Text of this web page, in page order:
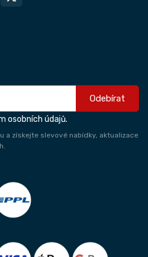
Odebírat
osobních údajů.
a získejte slevové nabídky, aktualizace